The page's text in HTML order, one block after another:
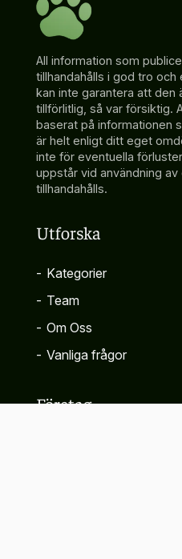
All information som
tillhandahålls i god tro och
kan inte garantera att den
tillförlitlig, så var försiktig.
baserat på informationen
är helt enligt ditt eget
inte för eventuella
uppstår vid användning
tillhandahålls.
Utforska
- Kategorier
- Team
- Om Oss
- Vanliga frågor
Företag